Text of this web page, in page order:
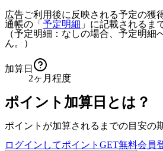
広告ご利用後に反映される予定の獲
通帳の「 予定明細 」に記載されるま
（予定明細：なしの場合、予定明細
ん。）
加算日
2ヶ月程度
ポイント加算日とは？
ポイントが加算されるまでの目安の
ログインしてポイントGET無料会員